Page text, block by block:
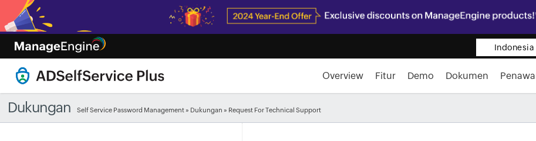
Indonesia
Overview Fitur Demo Dokumen
Dukungan Self Service Password Management » Dukungan » Request For Technical Support